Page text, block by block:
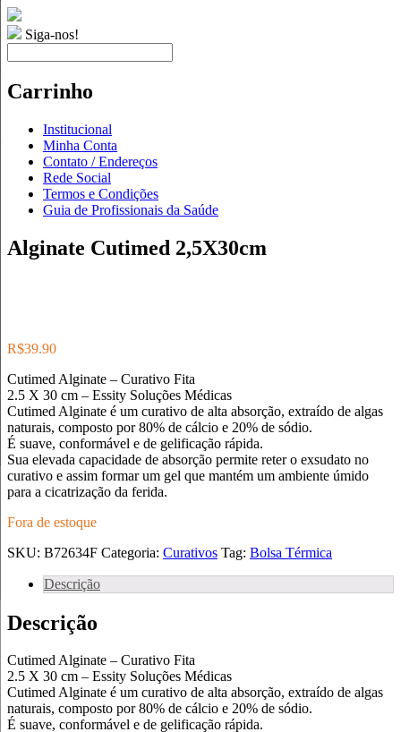
Siga-nos!
Carrinho
Institucional
Minha Conta
Contato / Endereços
Rede Social
Termos e Condições
Guia de Profissionais da Saúde
Alginate Cutimed 2,5X30cm
R$39.90
Cutimed Alginate – Curativo Fita
2.5 X 30 cm – Essity Soluções Médicas
Cutimed Alginate é um curativo de alta absorção, extraído de algas
naturais, composto por 80% de cálcio e 20% de sódio.
É suave, conformável e de gelificação rápida.
Sua elevada capacidade de absorção permite reter o exsudato no
curativo e assim formar um gel que mantém um ambiente úmido
para a cicatrização da ferida.
Fora de estoque
SKU: B72634F Categoria: Curativos Tag: Bolsa Térmica
Descrição
Descrição
Cutimed Alginate – Curativo Fita
2.5 X 30 cm – Essity Soluções Médicas
Cutimed Alginate é um curativo de alta absorção, extraído de algas
naturais, composto por 80% de cálcio e 20% de sódio.
É suave, conformável e de gelificação rápida.